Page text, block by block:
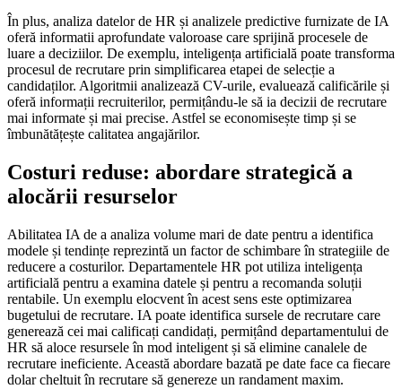
În plus, analiza datelor de HR și analizele predictive furnizate de IA
oferă informatii aprofundate valoroase care sprijină procesele de
luare a deciziilor. De exemplu, inteligența artificială poate transforma
procesul de recrutare prin simplificarea etapei de selecție a
candidaților. Algoritmii analizează CV-urile, evaluează calificările și
oferă informații recruiterilor, permițându-le să ia decizii de recrutare
mai informate și mai precise. Astfel se economisește timp și se
îmbunătățește calitatea angajărilor.
Costuri reduse: abordare strategică a
alocării resurselor
Abilitatea IA de a analiza volume mari de date pentru a identifica
modele și tendințe reprezintă un factor de schimbare în strategiile de
reducere a costurilor. Departamentele HR pot utiliza inteligența
artificială pentru a examina datele și pentru a recomanda soluții
rentabile. Un exemplu elocvent în acest sens este optimizarea
bugetului de recrutare. IA poate identifica sursele de recrutare care
generează cei mai calificați candidați, permițând departamentului de
HR să aloce resursele în mod inteligent și să elimine canalele de
recrutare ineficiente. Această abordare bazată pe date face ca fiecare
dolar cheltuit în recrutare să genereze un randament maxim.